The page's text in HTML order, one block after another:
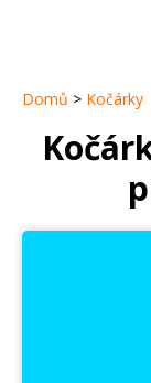
Domů > Kočárky